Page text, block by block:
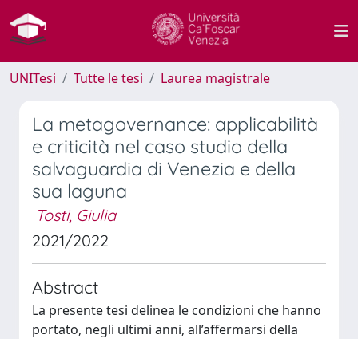
UNITesi Tutte le tesi Laurea magistrale
La metagovernance: applicabilità
e criticità nel caso studio della
salvaguardia di Venezia e della
sua laguna
Tosti, Giulia
2021/2022
Abstract
La presente tesi delinea le condizioni che hanno
portato, negli ultimi anni, all’affermarsi della